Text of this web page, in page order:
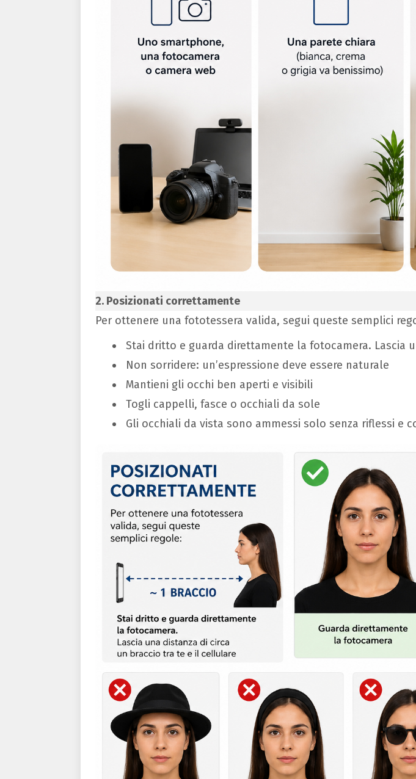
2. Posizionati correttamente
Per ottenere una fototessera valida, segui queste semplici
Stai dritto e guarda direttamente la fotocamera. Lascia
Non sorridere: un’espressione deve essere naturale
Mantieni gli occhi ben aperti e visibili
Togli cappelli, fasce o occhiali da sole
Gli occhiali da vista sono ammessi solo senza riflessi e